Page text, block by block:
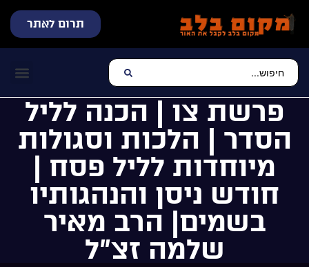
תרום לאתר
פרשת צו | הכנה לליל
הסדר | הלכות וסגולות
מיוחדות לליל פסח |
חודש ניסן והנהגותיו
בשמים| הרב מאיר
שלמה זצ”ל